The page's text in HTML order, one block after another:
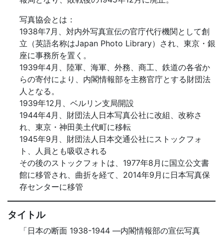
写真協会とは：
1938年7月、対内外写真宣伝の官庁代行機関として創
立（英語名称はJapan Photo Library）され、東京・銀
座に事務所を置く。
1939年4月、陸軍、海軍、外務、商工、鉄道の各省か
らの寄付により、内閣情報部を主務官庁とする財団法
人となる。
1939年12月、ベルリン支局開設
1944年4月、財団法人日本写真公社に改組、改称さ
れ、東京・神田美土代町に移転
1945年9月、財団法人日本交通公社にストックフォ
ト、人員とも吸収される
その後のストックフォトは、1977年8月に国立公文書
館に移管され、曲折を経て、2014年9月に日本写真保
存センターに移管
タイトル
「日本の断面 1938-1944 ―内閣情報部の宣伝写真